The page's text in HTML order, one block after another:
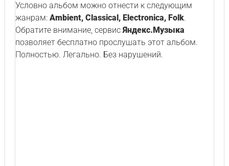
Условно альбом можно отнести к следующим
жанрам: Ambient, Classical, Electronica, Folk.
Обратите внимание, сервисЯндекс.Музыка
позволяет бесплатно прослушать этот альбом.
Полностью. Легально. Без нарушений.